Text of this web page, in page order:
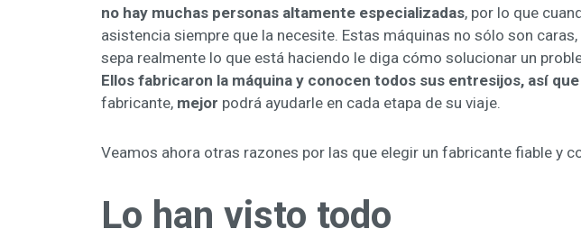
no hay muchas personas altamente especializadas, por lo que
asistencia siempre que la necesite. Estas máquinas no sólo son
sepa realmente lo que está haciendo le diga cómo solucionar un
Ellos fabricaron la máquina y conocen todos sus entresijos, así
fabricante, mejor podrá ayudarle en cada etapa de su viaje.
Veamos ahora otras razones por las que elegir un fabricante fiable y
Lo han visto todo